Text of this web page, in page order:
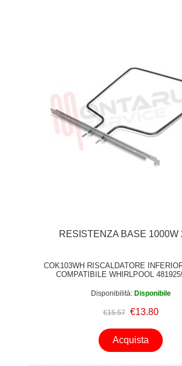
RESISTENZA BASE 1000W
COK103WH RISCALDATORE
COMPATIBILE WHIRLPOOL
Disponibilità: Disponibile
€15.57 €13.80
Acquista